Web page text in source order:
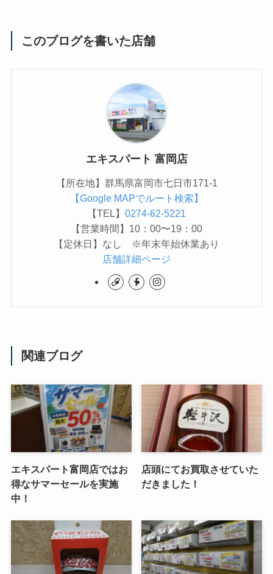
このブログを書いた店舗
エキスパート 富岡店
【所在地】群馬県富岡市七日市171-1
【Google MAPでルート検索】
【TEL】 0274-62-5221
【営業時間】10：00〜19：00
【定休日】なし ※年末年始休業あり
店舗詳細ページ
関連ブログ
エキスパート富岡店ではお
得なサマーセールを実施
中！
店頭にてお買取させていた
だきました！